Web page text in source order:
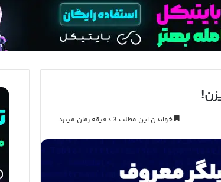
خواندن این مطلب 3 دقیقه زمان میبرد